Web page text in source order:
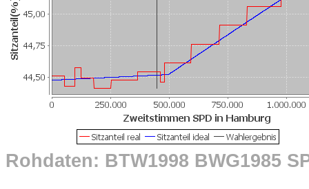
Rohdaten: BTW1998 BWG1985